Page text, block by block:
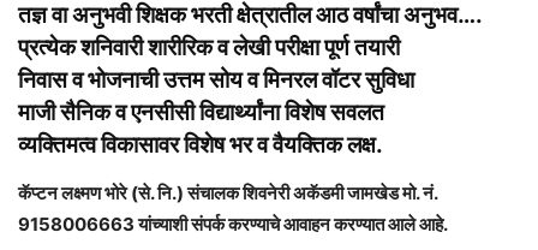
तज्ञ वा अनुभवी शिक्षक भरती क्षेत्रातील आठ वर्षांचा अनुभव….
प्रत्येक शनिवारी शारीरिक व लेखी परीक्षा पूर्ण तयारी
निवास व भोजनाची उत्तम सोय व मिनरल वॉटर सुविधा
माजी सैनिक व एनसीसी विद्यार्थ्यांना विशेष सवलत
व्यक्तिमत्व विकासावर विशेष भर व वैयक्तिक लक्ष.
कॅप्टन लक्ष्मण भोरे (से. नि.) संचालक शिवनेरी अकॅडमी जामखेड मो. नं.
9158006663 यांच्याशी संपर्क करण्याचे आवाहन करण्यात आले आहे.